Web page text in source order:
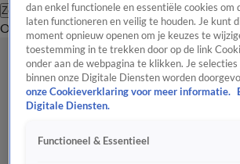
Zoeken
OverzichtRegioUitzendingenWeerTip de
dan enkel functionele en essentiële cookies om
laten functioneren en veilig te houden. Je kunt
moment opnieuw openen om je keuzes te
toestemming in te trekken door op de link
onder aan de webpagina te klikken. Je selecties
binnen onze Digitale Diensten worden
onze Cookieverklaring voor meer informatie.
Digitale Diensten.
Functioneel & Essentieel